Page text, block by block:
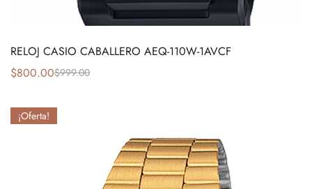
RELOJ CASIO CABALLERO AEQ-110W-1AVCF
$999.00
$800.00
¡Oferta!